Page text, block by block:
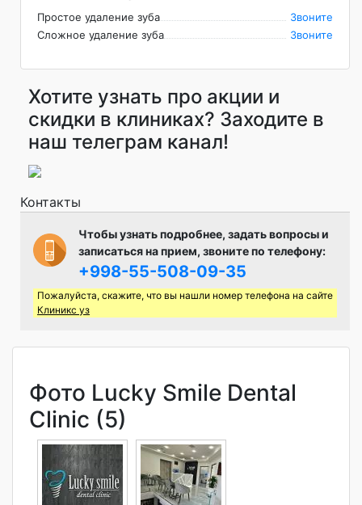
Простое удаление зуба
Звоните
Сложное удаление зуба
Звоните
Хотите узнать про акции и
скидки в клиниках? Заходите в
наш телеграм канал!
Контакты
Чтобы узнать подробнее, задать вопросы и
записаться на прием, звоните по телефону:
+998-55-508-09-35
Пожалуйста, скажите, что вы нашли номер телефона на сайте
Клиникс уз
Фото Lucky Smile Dental
Clinic (5)